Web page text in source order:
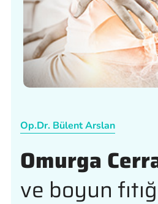
Op.Dr. Bülent Arslan
Omurga
ve boyun